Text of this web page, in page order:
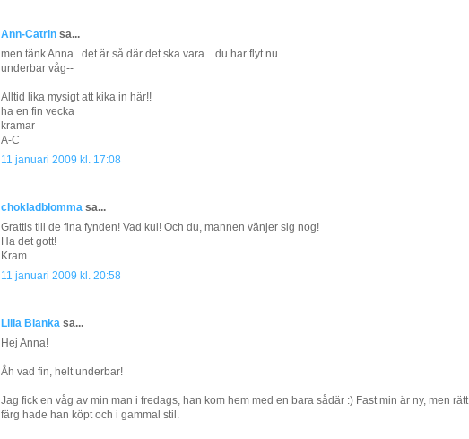
Ann-Catrin sa...
men tänk Anna.. det är så där det ska vara... du har flyt nu...
underbar våg--
Alltid lika mysigt att kika in här!!
ha en fin vecka
kramar
A-C
11 januari 2009 kl. 17:08
chokladblomma sa...
Grattis till de fina fynden! Vad kul! Och du, mannen vänjer sig nog!
Ha det gott!
Kram
11 januari 2009 kl. 20:58
Lilla Blanka sa...
Hej Anna!
Åh vad fin, helt underbar!
Jag fick en våg av min man i fredags, han kom hem med en bara sådär :) Fast min är ny, men rätt
färg hade han köpt och i gammal stil.